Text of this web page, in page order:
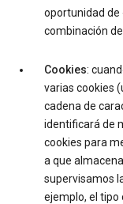
oportunidad de
combinación de
Cookies:
varias cookies
cadena de
identificará de
cookies para
a que
supervisamos
ejemplo, el tipo